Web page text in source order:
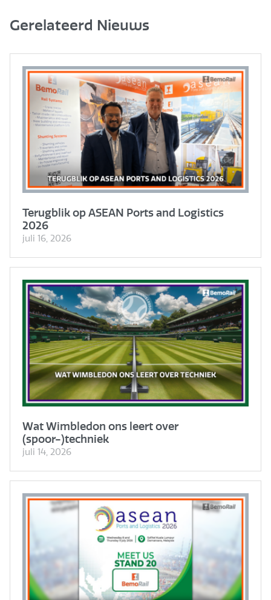
Gerelateerd Nieuws
Terugblik op ASEAN Ports and Logistics
2026
juli 16, 2026
Wat Wimbledon ons leert over
(spoor-)techniek
juli 14, 2026